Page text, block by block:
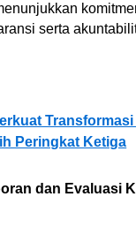
serta
Transformasi
Peringkat Ketiga
dan Evaluasi